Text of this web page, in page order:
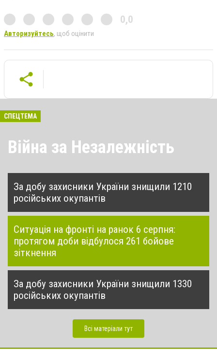
0,0
Авторизуйтесь, щоб оцінити
СПЕЦТЕМА
Війна за Незалежність
За добу захисники України знищили 1210
російських окупантів
Ситуація на фронті на ранок 6 серпня:
протягом доби відбулося 261 бойове
зіткнення
За добу захисники України знищили 1330
російських окупантів
Всі матеріали тут